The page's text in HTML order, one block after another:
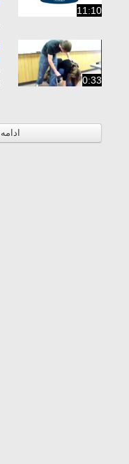
11:10
0:33
ادامه